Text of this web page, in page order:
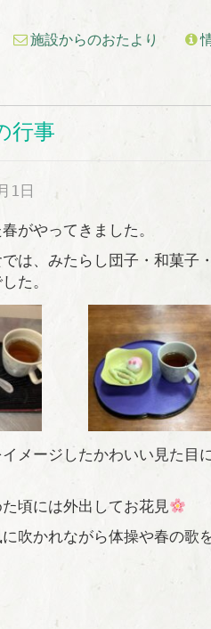
施設からのおたより
行事
1日
がやってきました。
では、みたらし団子・和菓
た。
メージしたかわいい見た目
頃には外出してお花見
吹かれながら体操や春の歌